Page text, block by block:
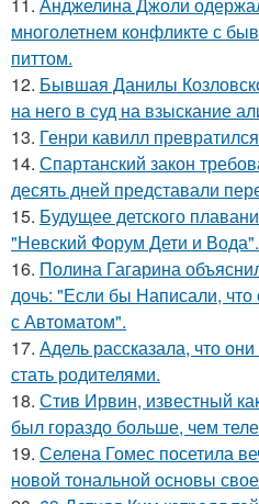
многолетнем конфликте с
питтом.
12. Бывшая Данилы
на него в суд на взыскание
13. Генри кавилл
14. Спартанский закон
десять дней представали
15. Будущее детского
"Невский Форум Дети и Вода".
16. Полина Гагарина
дочь: "Если бы Написали,
с Автоматом".
17. Адель рассказала, что
стать родителями.
18. Стив Ирвин, известный
был гораздо больше, чем
19. Селена Гомес посетила
новой тональной основы